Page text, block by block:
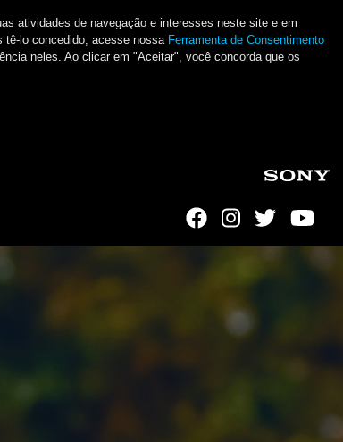
atividades de navegação e interesses neste site e em
tê-lo concedido, acesse nossa Ferramenta de Consentimento
neles. Ao clicar em "Aceitar", você concorda que os
Social Links